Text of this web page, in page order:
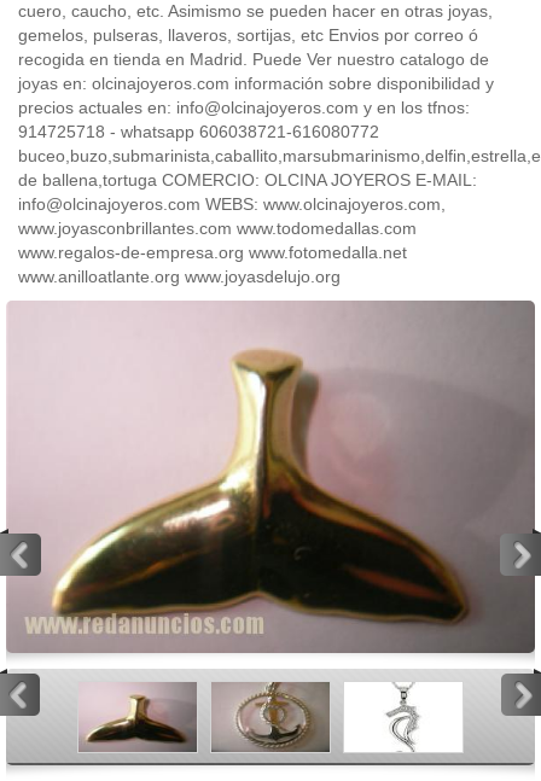
cuero, caucho, etc. Asimismo se pueden hacer en otras joyas,
gemelos, pulseras, llaveros, sortijas, etc Envios por correo ó
recogida en tienda en Madrid. Puede Ver nuestro catalogo de
joyas en: olcinajoyeros.com información sobre disponibilidad y
precios actuales en: info@olcinajoyeros.com y en los tfnos:
914725718 - whatsapp 606038721-616080772
de ballena,tortuga COMERCIO: OLCINA JOYEROS E-MAIL:
info@olcinajoyeros.com WEBS: www.olcinajoyeros.com,
www.joyasconbrillantes.com www.todomedallas.com
www.regalos-de-empresa.org www.fotomedalla.net
www.anilloatlante.org www.joyasdelujo.org